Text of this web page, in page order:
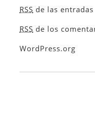
RSS de las entradas
RSS de los
WordPress.org